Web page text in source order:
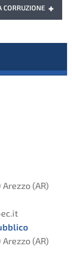
+
CORRUZIONE
(AR)
(AR)